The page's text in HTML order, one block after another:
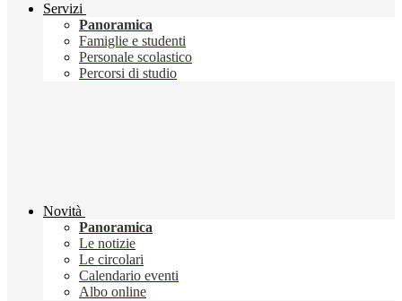
Servizi
Panoramica
Famiglie e studenti
Personale scolastico
Percorsi di studio
Novità
Panoramica
Le notizie
Le circolari
Calendario eventi
Albo online